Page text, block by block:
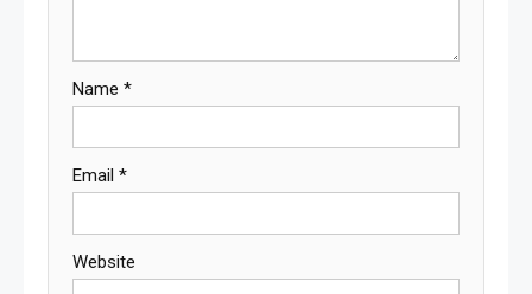
Name *
Email *
Website